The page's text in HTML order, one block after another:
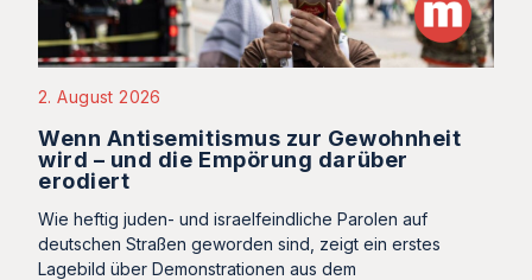
2. August 2026
Wenn Antisemitismus zur Gewohnheit
wird – und die Empörung darüber
erodiert
Wie heftig juden- und israelfeindliche Parolen auf
deutschen Straßen geworden sind, zeigt ein erstes
Lagebild über Demonstrationen aus dem